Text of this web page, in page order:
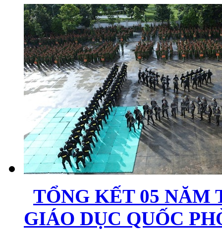
TỔNG KẾT 05 NĂM
GIÁO DỤC QUỐC